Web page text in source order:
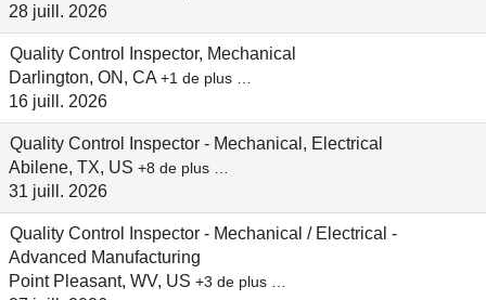
28 juill. 2026
Quality Control Inspector, Mechanical
Darlington, ON, CA +1 de plus …
16 juill. 2026
Quality Control Inspector - Mechanical, Electrical
Abilene, TX, US +8 de plus …
31 juill. 2026
Quality Control Inspector - Mechanical / Electrical -
Advanced Manufacturing
Point Pleasant, WV, US +3 de plus …